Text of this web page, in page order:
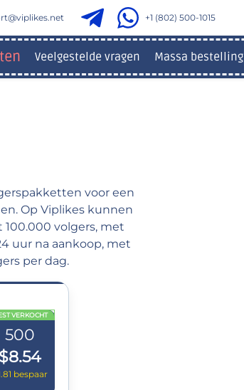
+1 (802) 500-1015
Veelgestelde vragen Massa bestelling
voor een
Op Viplikes kunnen
volgers, met
uur na aankoop, met
per dag.
VERKOCHT
500
$8.54
bespaar